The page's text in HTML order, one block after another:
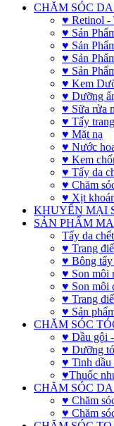
CHĂM SÓC
♥ Retinol -
♥ Sản
♥ Sản
♥ Sản
♥ Sản
♥ Kem
♥ Dưỡng
♥ Sữa rửa
♥ Tẩy trang
♥ Mặt nạ
♥ Nước
♥ Kem
♥ Tẩy da
♥ Chăm
♥ Xịt
KHUYẾN MẠI
SẢN PHẨM
Tẩy da
♥ Trang
♥ Bông tẩy
♥ Son môi
♥ Son môi
♥ Trang
♥ Sản
CHĂM SÓC
♥ Dầu gội
♥ Dưỡng
♥ Tinh dầu
♥Thuốc
CHĂM SÓC
♥ Chăm
♥ Chăm